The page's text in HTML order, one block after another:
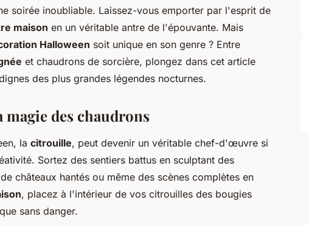
soirée inoubliable. Laissez-vous emporter par l'esprit de
maison en un véritable antre de l'épouvante. Mais
Halloween soit unique en son genre ? Entre
et chaudrons de sorcière, plongez dans cet article
des plus grandes légendes nocturnes.
des chaudrons
la citrouille, peut devenir un véritable chef-d'œuvre si
Sortez des sentiers battus en sculptant des
châteaux hantés ou même des scènes complètes en
, placez à l'intérieur de vos citrouilles des bougies
sans danger.